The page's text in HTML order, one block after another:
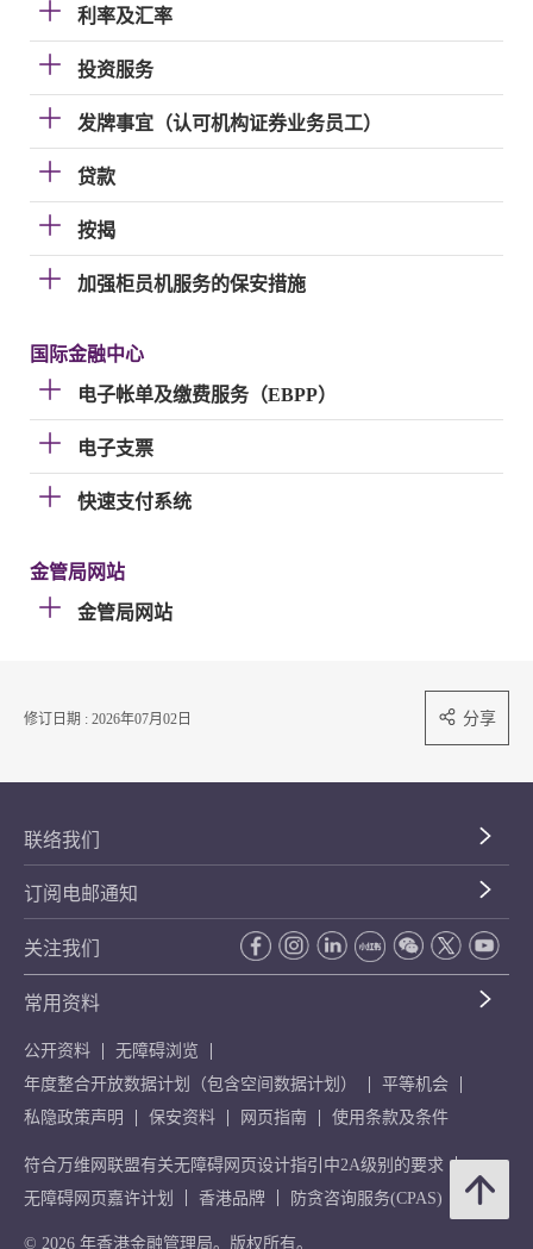
利率及汇率
投资服务
发牌事宜（认可机构证券业务员工）
贷款
按揭
加强柜员机服务的保安措施
国际金融中心
电子帐单及缴费服务（EBPP）
电子支票
快速支付系统
金管局网站
金管局网站
修订日期 : 2026年07月02日 分享
联络我们
订阅电邮通知
关注我们
常用资料
公开资料
无障碍浏览
年度整合开放数据计划（包含空间数据计划）
平等机会
私隐政策声明
保安资料 网页指南 使用条款及条件
符合万维网联盟有关无障碍网页设计指引中2A级别的要求
无障碍网页嘉许计划
香港品牌 防贪咨询服务(CPAS)
© 2026 年香港金融管理局。版权所有。